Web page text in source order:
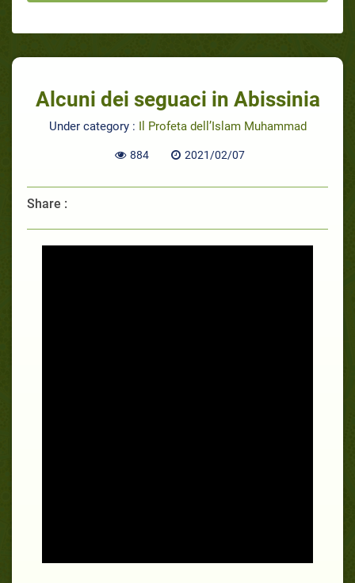
Alcuni dei seguaci in Abissinia
Under category : Il Profeta dell’Islam Muhammad
884 2021/02/07
Share :